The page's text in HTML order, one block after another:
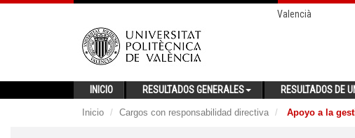
Valencià
INICIO RESULTADOS GENERALES RESULTADOS DE
Inicio Cargos con responsabilidad directiva Apoyo a la